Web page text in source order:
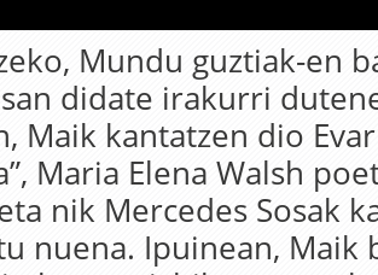
Mundu guztiak-en
didate irakurri
Maik kantatzen dio
Maria Elena Walsh
nik Mercedes Sosak
nuena. Ipuinean, Maik